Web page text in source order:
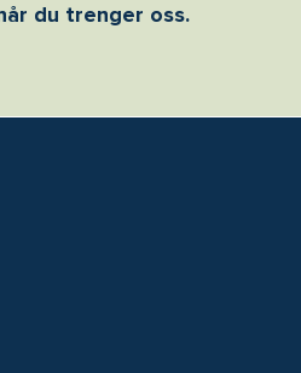
du trenger oss.